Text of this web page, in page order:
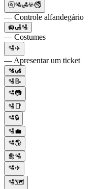
🚰🛂🛃☣️🚭
— Controle alfandegário
🛄🛃🛂
— Costumes
🛂✈️
— Apresentar um ticket
🛂🛃
🛂📝
🛂📷
🛂📑
🛂🔒
🛂💼
🛂🌎
🛅🛂
🛂✈️
🛂🗺️